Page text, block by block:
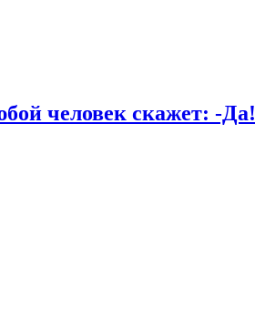
человек скажет: -Да!